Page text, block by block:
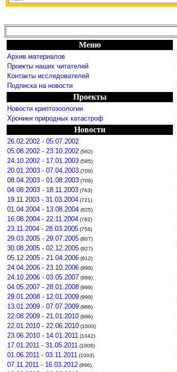
Меню
Архив материалов
Проекты наших читателей
Контакты исследователей
Подписка на новости
Проекты
Новости криптозоологии
Хроники природных катастроф
Новости
26.02.2002 - 05.07.2002
05.08.2002 - 23.10.2002 (562)
24.10.2002 - 17.01.2003 (585)
20.01.2003 - 07.04.2003 (709)
08.04.2003 - 01.08.2003 (709)
04.08.2003 - 18.11.2003 (763)
19.11.2003 - 31.03.2004 (721)
01.04.2004 - 13.08.2004 (825)
16.08.2004 - 22.11.2004 (782)
23.11.2004 - 28.03.2005 (756)
29.03.2005 - 29.07.2005 (807)
30.08.2005 - 02.12.2005 (927)
05.12.2005 - 21.04.2006 (912)
24.04.2006 - 23.10.2006 (999)
24.10.2006 - 03.05.2007 (999)
04.05.2007 - 28.01.2008 (999)
29.01.2008 - 12.01.2009 (999)
13.01.2009 - 07.07.2009 (966)
22.08.2009 - 21.01.2010 (996)
22.01.2010 - 22.06.2010 (1000)
23.06.2010 - 14.01.2011 (1042)
17.01.2011 - 31.05.2011 (1008)
01.06.2011 - 03.11.2011 (1003)
07.11.2011 - 16.03.2012 (996)